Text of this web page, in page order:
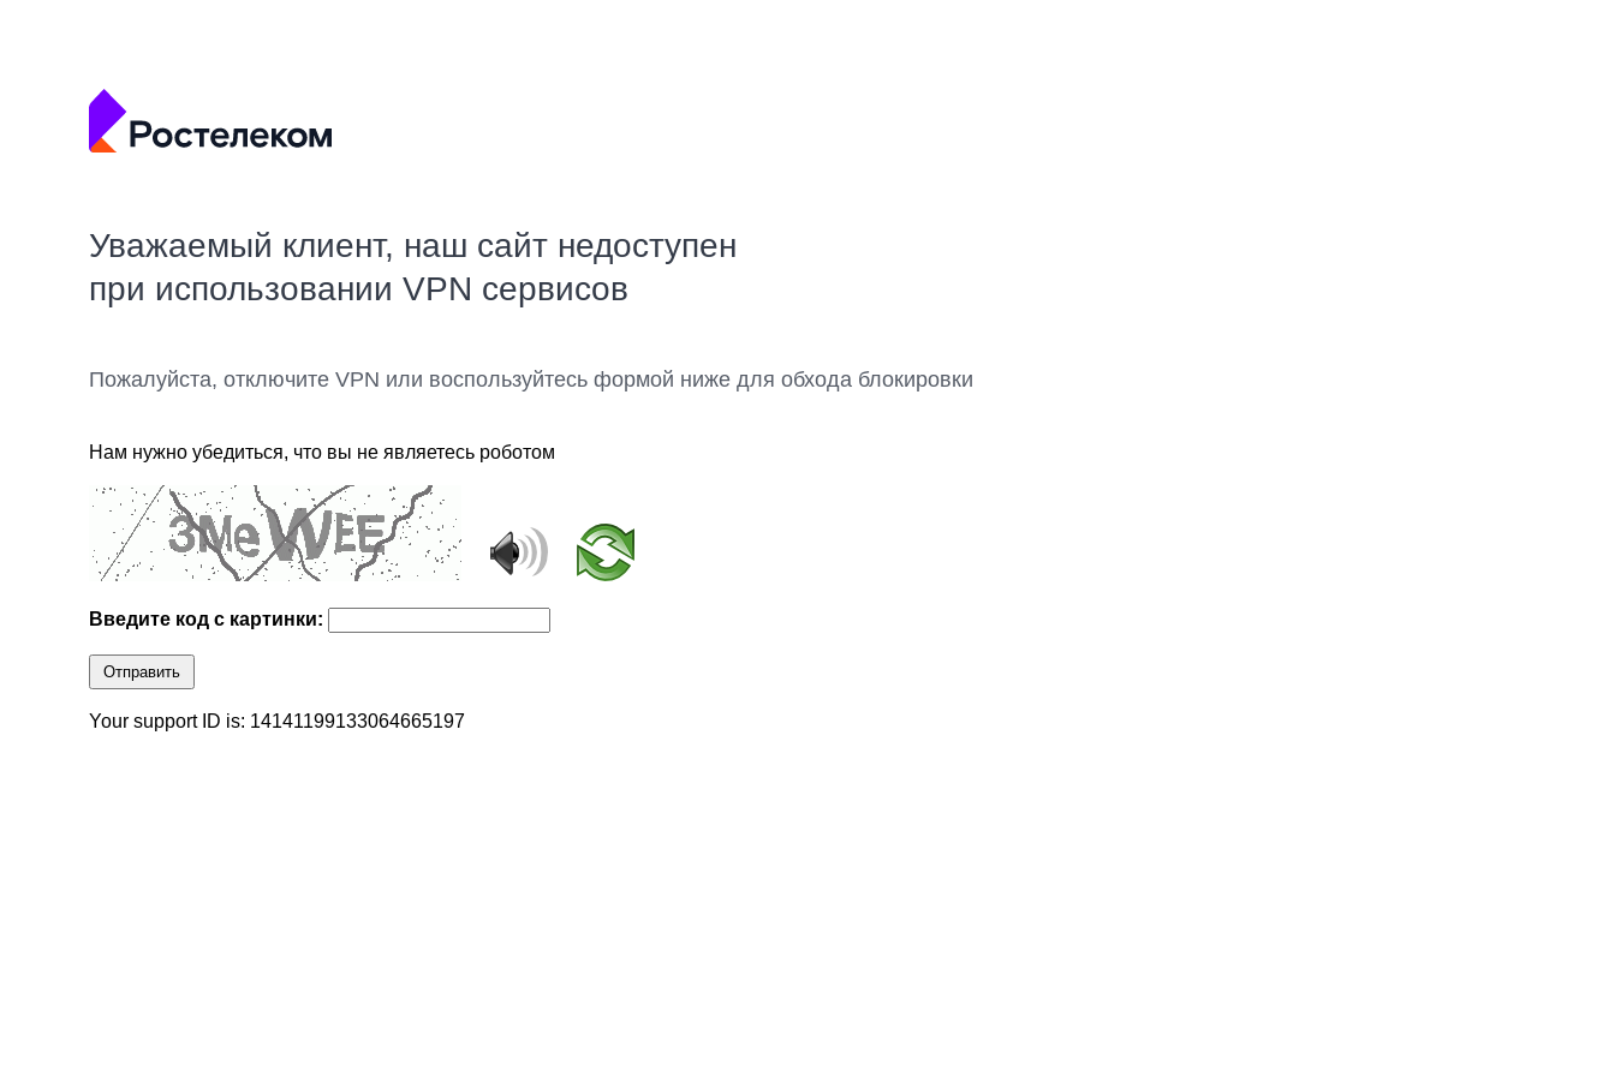
Уважаемый клиент, наш сайт недоступен
при использовании VPN сервисов
Пожалуйста, отключите VPN или воспользуйтесь формой ниже для обхода блокировки
Нам нужно убедиться, что вы не являетесь роботом
Введите код с картинки:
Отправить
Your support ID is: 14141199133064665197